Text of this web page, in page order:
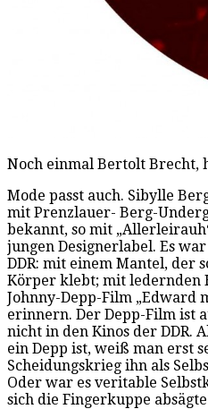
Noch einmal Bertolt Brecht,
Mode passt auch. Sibylle
mit Prenzlauer- Berg-
bekannt, so mit
jungen Designerlabel. Es
DDR: mit einem Mantel, der
Körper klebt; mit ledernden
Johnny-Depp-Film „Edward
erinnern. Der Depp-Film ist
nicht in den Kinos der DDR.
ein Depp ist, weiß man erst
Scheidungskrieg ihn als
Oder war es veritable
sich die Fingerkuppe